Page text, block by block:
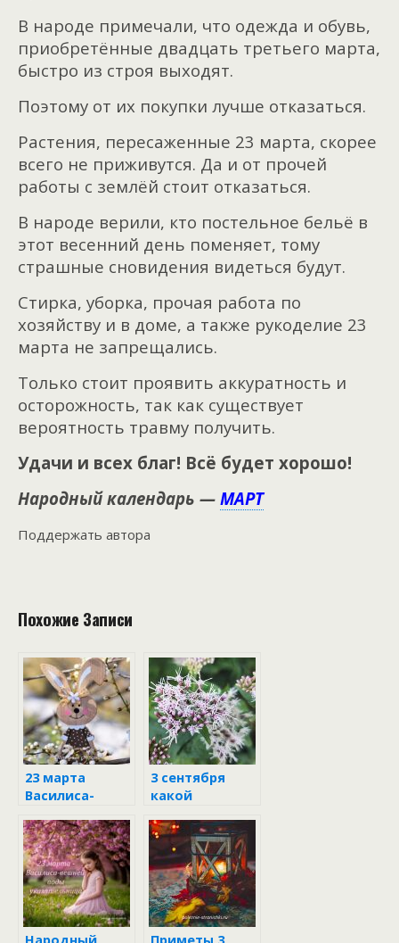
В народе примечали, что одежда и обувь,
приобретённые двадцать третьего марта,
быстро из строя выходят.
Поэтому от их покупки лучше отказаться.
Растения, пересаженные 23 марта, скорее
всего не приживутся. Да и от прочей
работы с землёй стоит отказаться.
В народе верили, кто постельное бельё в
этот весенний день поменяет, тому
страшные сновидения видеться будут.
Стирка, уборка, прочая работа по
хозяйству и в доме, а также рукоделие 23
марта не запрещались.
Только стоит проявить аккуратность и
осторожность, так как существует
вероятность травму получить.
Удачи и всех благ! Всё будет хорошо!
Народный календарь — МАРТ
Поддержать автора
Похожие Записи
23 марта
Василиса-
указательница
3 сентября
какой